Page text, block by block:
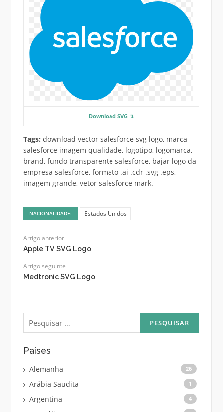
Download SVG ↴
Tags: download vector salesforce svg logo, marca
salesforce imagem qualidade, logotipo, logomarca,
brand, fundo transparente salesforce, bajar logo da
empresa salesforce, formato .ai .cdr .svg .eps,
imagem grande, vetor salesforce mark.
NACIONALIDADE: Estados Unidos
Artigo anterior
Apple TV SVG Logo
Artigo seguinte
Medtronic SVG Logo
Pesquisar
por:
Países
Alemanha 26
Arábia Saudita 1
Argentina 4